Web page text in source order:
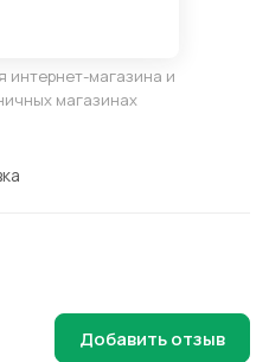
интернет-магазина и
магазинах
Добавить отзыв